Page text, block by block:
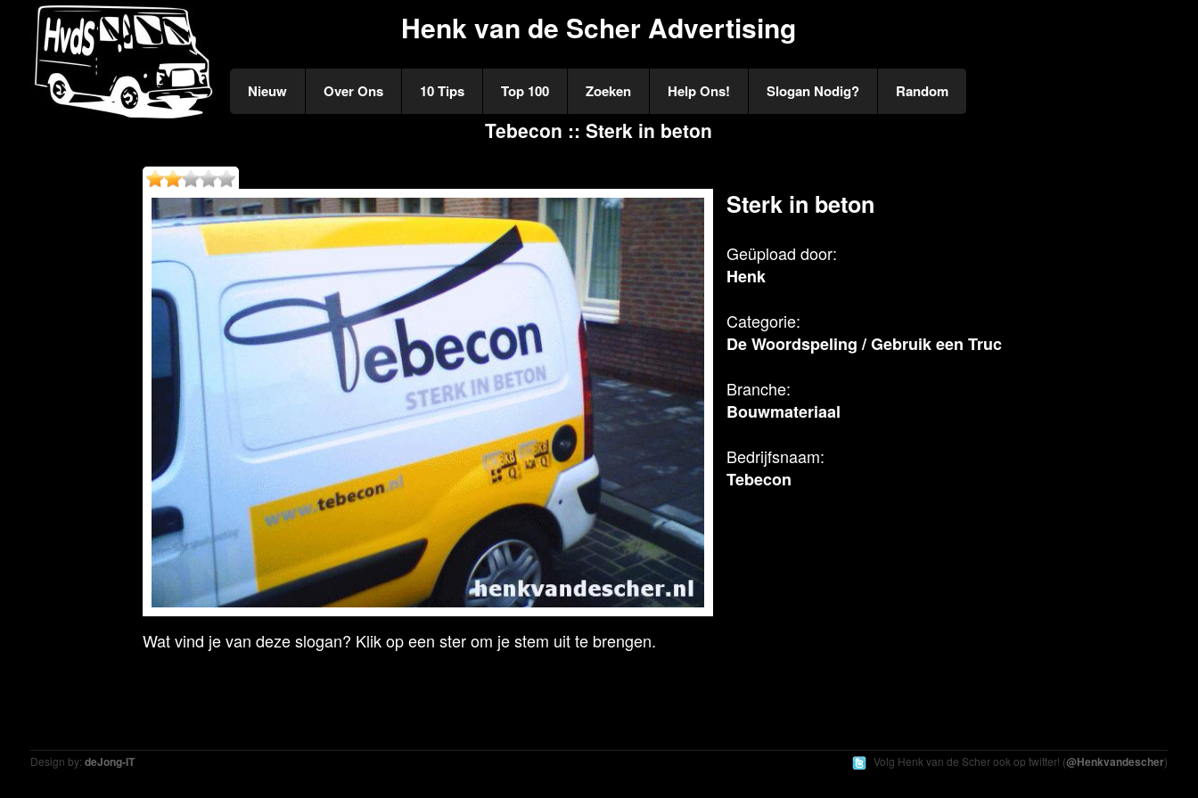
Henk van de Scher Advertising
Nieuw Over Ons 10 Tips Top 100 Zoeken Help Ons! Slogan Nodig? Random
Tebecon :: Sterk in beton
Sterk in beton
Geüpload door:
Henk
Categorie:
De Woordspeling /Gebruik een Truc
Branche:
Bouwmateriaal
Bedrijfsnaam:
Tebecon
Wat vind je van deze slogan? Klik op een ster om je stem uit te brengen.
Design by: deJong-IT Volg Henk van de Scherook op twitter! (@Henkvandescher)